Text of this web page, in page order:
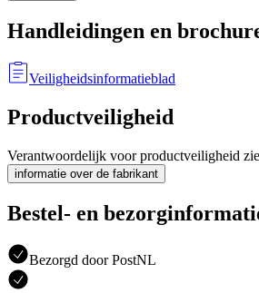
Handleidingen en
Veiligheidsinformatieblad
Productveiligheid
Verantwoordelijk voor productveiligheid zie
informatie over de fabrikant
Bestel- en
Bezorgd door PostNL